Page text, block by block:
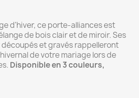
d'hiver, ce porte-alliances est
de bois clair et de miroir. Ses
et gravés rappelleront
de votre mariage lors de
Disponible en 3 couleurs,